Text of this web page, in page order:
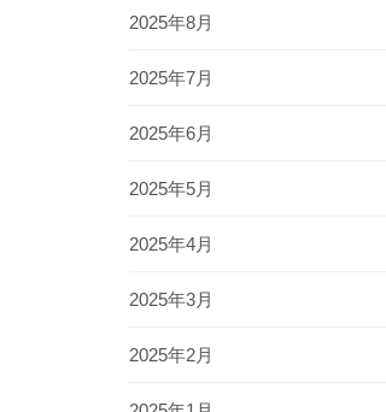
2025年8月
2025年7月
2025年6月
2025年5月
2025年4月
2025年3月
2025年2月